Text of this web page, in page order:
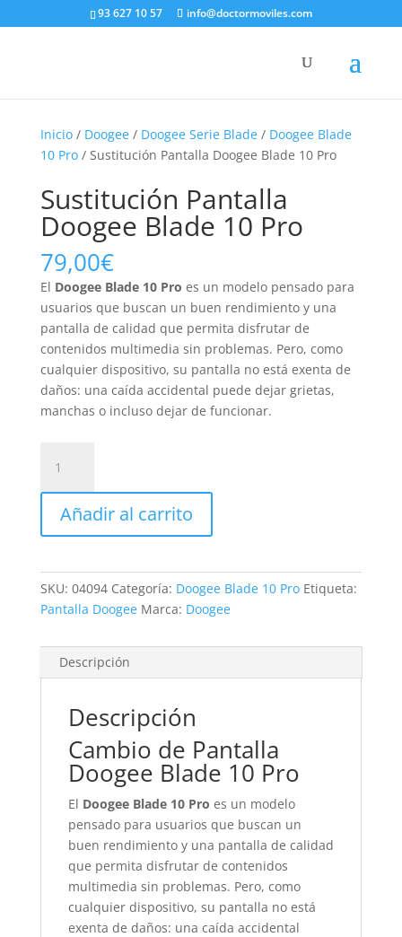
93 627 10 57 info@doctormoviles.com
Inicio/ Doogee/ Doogee Serie Blade/ Doogee Blade
10 Pro/ Sustitución Pantalla Doogee Blade 10 Pro
Sustitución Pantalla
Doogee Blade 10 Pro
79,00€
El Doogee Blade 10 Pro es un modelo pensado para
usuarios que buscan un buen rendimiento y una
pantalla de calidad que permita disfrutar de
contenidos multimedia sin problemas. Pero, como
cualquier dispositivo, su pantalla no está exenta de
daños: una caída accidental puede dejar grietas,
manchas o incluso dejar de funcionar.
Pantalla
Doogee
Blade
10
cantidad
Añadir al carrito
SKU: 04094 Categoría: Doogee Blade 10 Pro Etiqueta:
Pantalla Doogee Marca: Doogee
Descripción
Descripción
Cambio de Pantalla
Doogee Blade 10 Pro
El Doogee Blade 10 Pro es un modelo
pensado para usuarios que buscan un
buen rendimiento y una pantalla de calidad
que permita disfrutar de contenidos
multimedia sin problemas. Pero, como
cualquier dispositivo, su pantalla no está
exenta de daños: una caída accidental